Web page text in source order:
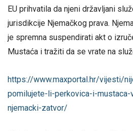
EU prihvatila da njeni državljani
jurisdikcije Njemačkog prava.
je spremna suspendirati akt o
Mustaća i tražiti da se vrate na
https://www.maxportal.hr/vijesti/
pomilujete-li-perkovica-i-
njemacki-zatvor/